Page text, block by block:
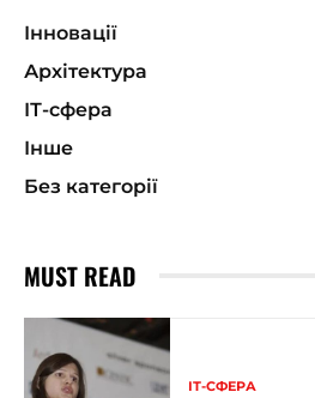
Інновації
Архітектура
ІТ-сфера
Інше
Без категорії
MUST READ
ІТ-СФЕРА